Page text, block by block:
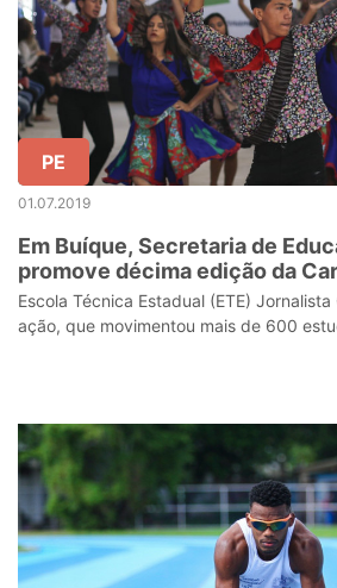
PE
01.07.2019
Em Buíque, Secretaria de
promove décima edição da
Educação
Escola Técnica Estadual (ETE)
ação, que movimentou mais de 600